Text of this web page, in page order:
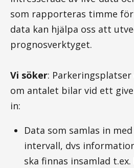
som rapporteras timme
data kan hjälpa oss att
prognosverktyget.
Vi söker:
om antalet bilar vid ett
in:
Data som samlas in
intervall, dvs
ska finnas insamlad